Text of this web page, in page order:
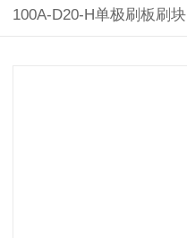
100A-D20-H单极刷板刷块